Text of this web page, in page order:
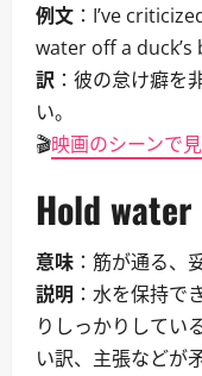
例文 ：I’ve
water off a duck’s
訳 ：彼の怠け癖を
い。
🎬映画のシーンで
Hold water
意味 ：筋が通る、
説明 ：水を保持で
りしっかりしてい
い訳、主張などが